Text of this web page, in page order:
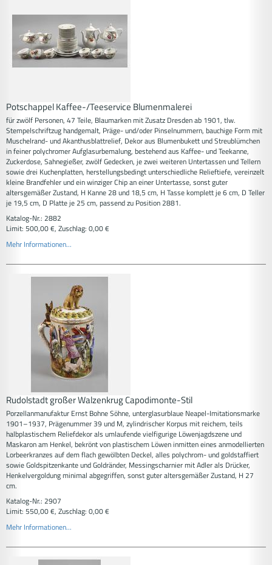
Potschappel Kaffee-/Teeservice Blumenmalerei
für zwölf Personen, 47 Teile, Blaumarken mit Zusatz Dresden ab 1901, tlw.
Stempelschriftzug handgemalt, Präge- und/oder Pinselnummern, bauchige Form mit
Muschelrand- und Akanthusblattrelief, Dekor aus Blumenbukett und Streublümchen
in feiner polychromer Aufglasurbemalung, bestehend aus Kaffee- und Teekanne,
Zuckerdose, Sahnegießer, zwölf Gedecken, je zwei weiteren Untertassen und Tellern
sowie drei Kuchenplatten, herstellungsbedingt unterschiedliche Relieftiefe, vereinzelt
kleine Brandfehler und ein winziger Chip an einer Untertasse, sonst guter
altersgemäßer Zustand, H Kanne 28 und 18,5 cm, H Tasse komplett je 6 cm, D Teller
je 19,5 cm, D Platte je 25 cm, passend zu Position 2881.
Katalog-Nr.: 2882
Limit: 500,00 €, Zuschlag: 0,00 €
Mehr Informationen...
Rudolstadt großer Walzenkrug Capodimonte-Stil
Porzellanmanufaktur Ernst Bohne Söhne, unterglasurblaue Neapel-Imitationsmarke
1901–1937, Prägenummer 39 und M, zylindrischer Korpus mit reichem, teils
halbplastischem Reliefdekor als umlaufende vielfigurige Löwenjagdszene und
Maskaron am Henkel, bekrönt von plastischem Löwen inmitten eines anmodellierten
Lorbeerkranzes auf dem flach gewölbten Deckel, alles polychrom- und goldstaffiert
sowie Goldspitzenkante und Goldränder, Messingscharnier mit Adler als Drücker,
Henkelvergoldung minimal abgegriffen, sonst guter altersgemäßer Zustand, H 27
cm.
Katalog-Nr.: 2907
Limit: 550,00 €, Zuschlag: 0,00 €
Mehr Informationen...